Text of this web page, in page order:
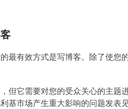
最有效方式是写博客。除了使您
但它需要对您的受众关心的主题
基市场产生重大影响的问题发表见